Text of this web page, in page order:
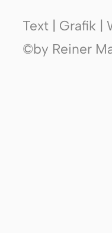
Text | Grafik |
©by Reiner